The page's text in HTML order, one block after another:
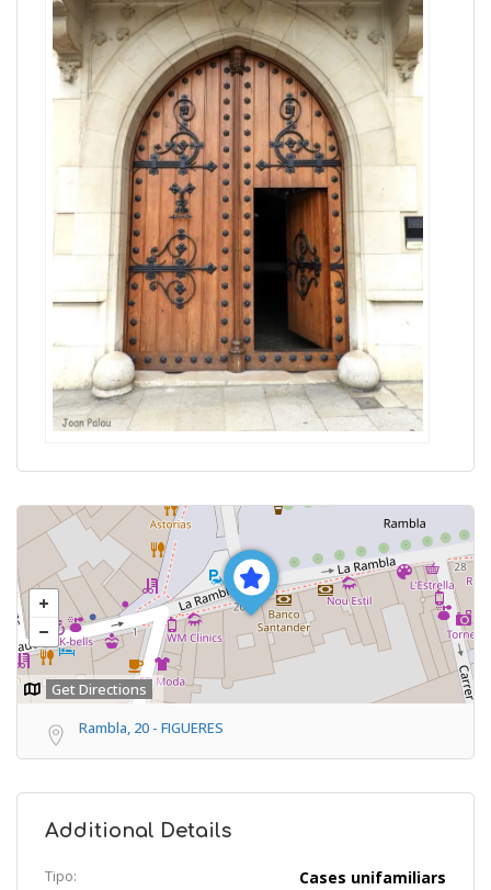
Get Directions
Rambla, 20 - FIGUERES
Additional Details
Tipo: Cases unifamiliars